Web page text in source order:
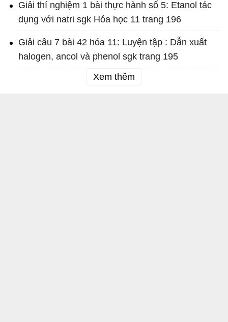
Giải thí nghiệm 1 bài thực hành số 5: Etanol tác
dụng với natri sgk Hóa học 11 trang 196
Giải câu 7 bài 42 hóa 11: Luyện tập : Dẫn xuất
halogen, ancol và phenol sgk trang 195
Xem thêm